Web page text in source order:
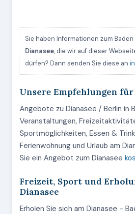
Sie haben Informationen zum
Dianasee, die wir auf dieser
dürfen? Dann senden Sie diese an
Unsere Empfehlungen für
Angebote zu Dianasee / Berlin in
Veranstaltungen,
Sportmöglichkeiten, Essen &
Ferienwohnung und Urlaub am
Sie ein Angebot zum Dianasee
Freizeit, Sport und
Dianasee
Erholen Sie sich am Dianasee -